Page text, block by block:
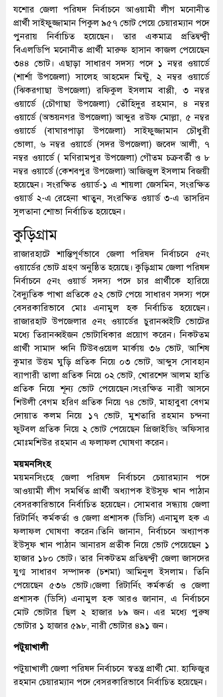
যশোর জেলা পরিষদ নির্বাচনে আওয়ামী লীগ মনোনীত
প্রার্থী সাইফুজ্জামান পিকুল ৯৫৭ ভোট পেয়ে চেয়ারম্যান পদে
পুনরায় নির্বাচিত হয়েছেন। তার একমাত্র প্রতিদ্বন্দ্বী
বিএলডিপি মনোনীত প্রার্থী মারুফ হাসান কাজল পেয়েছেন
৩৪৪ ভোট। এছাড়া সাধারণ সদস্য পদে ১ নম্বর ওয়ার্ডে
(শার্শা উপজেলা) সালেহ আহমেদ মিন্টু, ২ নম্বর ওয়ার্ডে
(ঝিকরগাছা উপজেলা) রফিকুল ইসলাম বাপ্পী, ৩ নম্বর
ওয়ার্ডে (চৌগাছা উপজেলা) তৌহিদুর রহমান, ৪ নম্বর
ওয়ার্ডে (অভয়নগর উপজেলা) আব্দুর রউফ মোল্লা, ৫ নম্বর
ওয়ার্ডে (বাঘারপাড়া উপজেলা) সাইফুজ্জামান চৌধুরী
ভোলা, ৬ নম্বর ওয়ার্ডে (সদর উপজেলা) জবেদ আলী, ৭
নম্বর ওয়ার্ডে ( মণিরামপুর উপজেলা) গৌতম চক্রবর্তী ও ৮
নম্বর ওয়ার্ডে (কেশবপুর উপজেলা) আজিজুল ইসলাম বিজয়ী
হয়েছেন। সংরক্ষিত ওয়ার্ড-১ এ শায়লা জেসমিন, সংরক্ষিত
ওয়ার্ড ২-এ রেহেনা খাতুন, সংরক্ষিত ওয়ার্ড ৩-এ তাসরিন
সুলতানা শোভা নির্বাচিত হয়েছেন।
কুড়িগ্রাম
রাজারহাটে শান্তিপূর্ণভাবে জেলা পরিষদ নির্বাচনে ৫নং
ওয়ার্ডের ভোট গ্রহণ অনুষ্ঠিত হয়েছে। কুড়িগ্রাম জেলা পরিষদ
নির্বাচনে ৫নং ওয়ার্ড সদস্য পদে চার প্রার্থীকে হারিয়ে
বৈদ্যুতিক পাখা প্রতিকে ৫২ ভোট পেয়ে সাধারণ সদস্য পদে
বেসরকারিভাবে মোঃ এনামুল হক নির্বাচিত হয়েছেন।
রাজারহাট উপজেলার ৫নং ওয়ার্ডের চুরানব্বইটি ভোটের
মধ্যে তিরানব্বইজন ভোটাধিকার প্রয়োগ করেন। নিকটতম
প্রার্থী সামাদ ধ্বনি টিউবওয়েল মার্কায় ৩৬ ভোট, আশিষ
কুমার উত্তম ঘুড়ি প্রতিক নিয়ে ০৩ ভোট, আব্দুস সোবহান
ব্যাপারী তালা প্রতিক নিয়ে ০২ ভোট, খোরশেদ আলম হাতি
প্রতিক নিয়ে শূন্য ভোট পেয়েছেন।সংরক্ষিত নারী আসনে
শিউলী বেগম হরিণ প্রতিক নিয়ে ৭৪ ভোট, মাহাবুবা বেগম
দোয়াত কলম নিয়ে ১৭ ভোট, মুশতারি রহমান চন্দনা
ফুটবল প্রতিক নিয়ে ২ ভোট পেয়েছেন প্রিজাইডিং অফিসার
মোঃমশিউর রহমান এ ফলাফল ঘোষণা করেন।
ময়মনসিংহ
ময়মনসিংহে জেলা পরিষদ নির্বাচনে চেয়ারম্যান পদে
আওয়ামী লীগ সমর্থিত প্রার্থী অধ্যাপক ইউসুফ খান পাঠান
বেসরকারিভাবে নির্বাচিত হয়েছেন। সোমবার সন্ধ্যায় জেলা
রিটার্নিং কর্মকর্তা ও জেলা প্রশাসক (ডিসি) এনামুল হক এ
ফলাফল ঘোষণা করেন।তিনি জানান, নির্বাচনে অধ্যাপক
ইউসুফ খান পাঠান আনারস প্রতীক নিয়ে ভোট পেয়েছেন ১
হাজার ১৮০ ভোট। তার নিকটতম প্রতিদ্বন্দ্বী জেলা জাসদের
যুগ্ম সাধারণ সম্পাদক (চশমা) আমিনুল ইসলাম। তিনি
পেয়েছেন ৫৩৬ ভোট।জেলা রিটার্নিং কর্মকর্তা ও জেলা
প্রশাসক (ডিসি) এনামুল হক আরও জানান, এ নির্বাচনে
মোট ভোটার ছিল ২ হাজার ৮৯ জন। এর মধ্যে পুরুষ
ভোটার ১ হাজার ৫৯৮, নারী ভোটার ৪৯১ জন।
পটুয়াখালী
পটুয়াখালী জেলা পরিষদ নির্বাচনে স্বতন্ত্র প্রার্থী মো. হাফিজুর
রহমান চেয়ারম্যান পদে বেসরকারিভাবে নির্বাচিত হয়েছেন।